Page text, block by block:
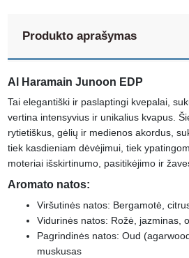
Produkto aprašymas
Al Haramain Junoon EDP
Tai elegantiški ir paslaptingi kvepalai,
vertina intensyvius ir unikalius kvapus.
rytietiškus, gėlių ir medienos akordus,
tiek kasdieniam dėvėjimui, tiek
moteriai išskirtinumo, pasitikėjimo ir
Aromato natos:
Viršutinės natos: Bergamotė,
Vidurinės natos: Rožė, jazminas,
Pagrindinės natos: Oud
muskusas